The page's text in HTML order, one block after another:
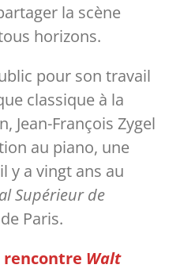
la scène
horizons.
pour son travail
classique à la
Jean-François Zygel
au piano, une
y a vingt ans au
Supérieur de
de Paris.
rencontre Walt